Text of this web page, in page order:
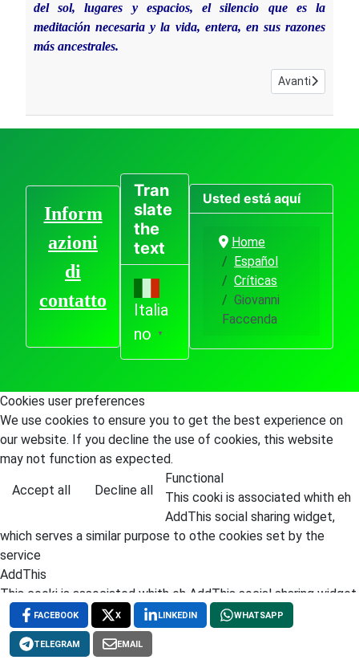
del sol, lugares y espacios, el silencio que es la
meditación necesaria y la vida, entera, en sus razones
más ancestrales.
FACEBOOK X LINKEDIN WHATSAPP
TELEGRAM EMAIL
Articolo
Avanti
Inform
azioni
di
contatto
Tran
slate
the
text
Italia
no
▼
Usted está aquí
Home
Español
Críticas
Giovanni
Faccenda
Cookies user preferences
We use cookies to ensure you to get the best experience on
our website. If you decline the use of cookies, this website
may not function as expected.
Accept all Decline all
Functional
This cooki is associated whith eh
AddThis social sharing widget,
which serves a similar purpose to othe cookies set by the
service
AddThis
This cooki is associated whith eh AddThis social sharing widget,
it stores an updated page share count
Accept Decline
Save